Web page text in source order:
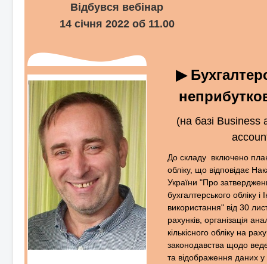
Відбувся вебінар
14 січня 2022 об 11.00
▶
(на базі
До складу включено
обліку, що відповідає
України "Про
бухгалтерського обліку і
використання" від 30
рахунків, організація
кількісного обліку на
законодавства щодо
та відображення даних у